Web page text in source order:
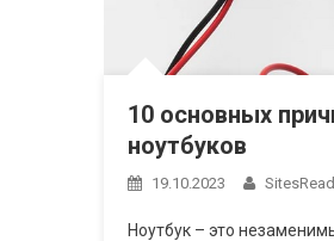
10 основных
ноутбуков
19.10.2023
Ноутбук – это